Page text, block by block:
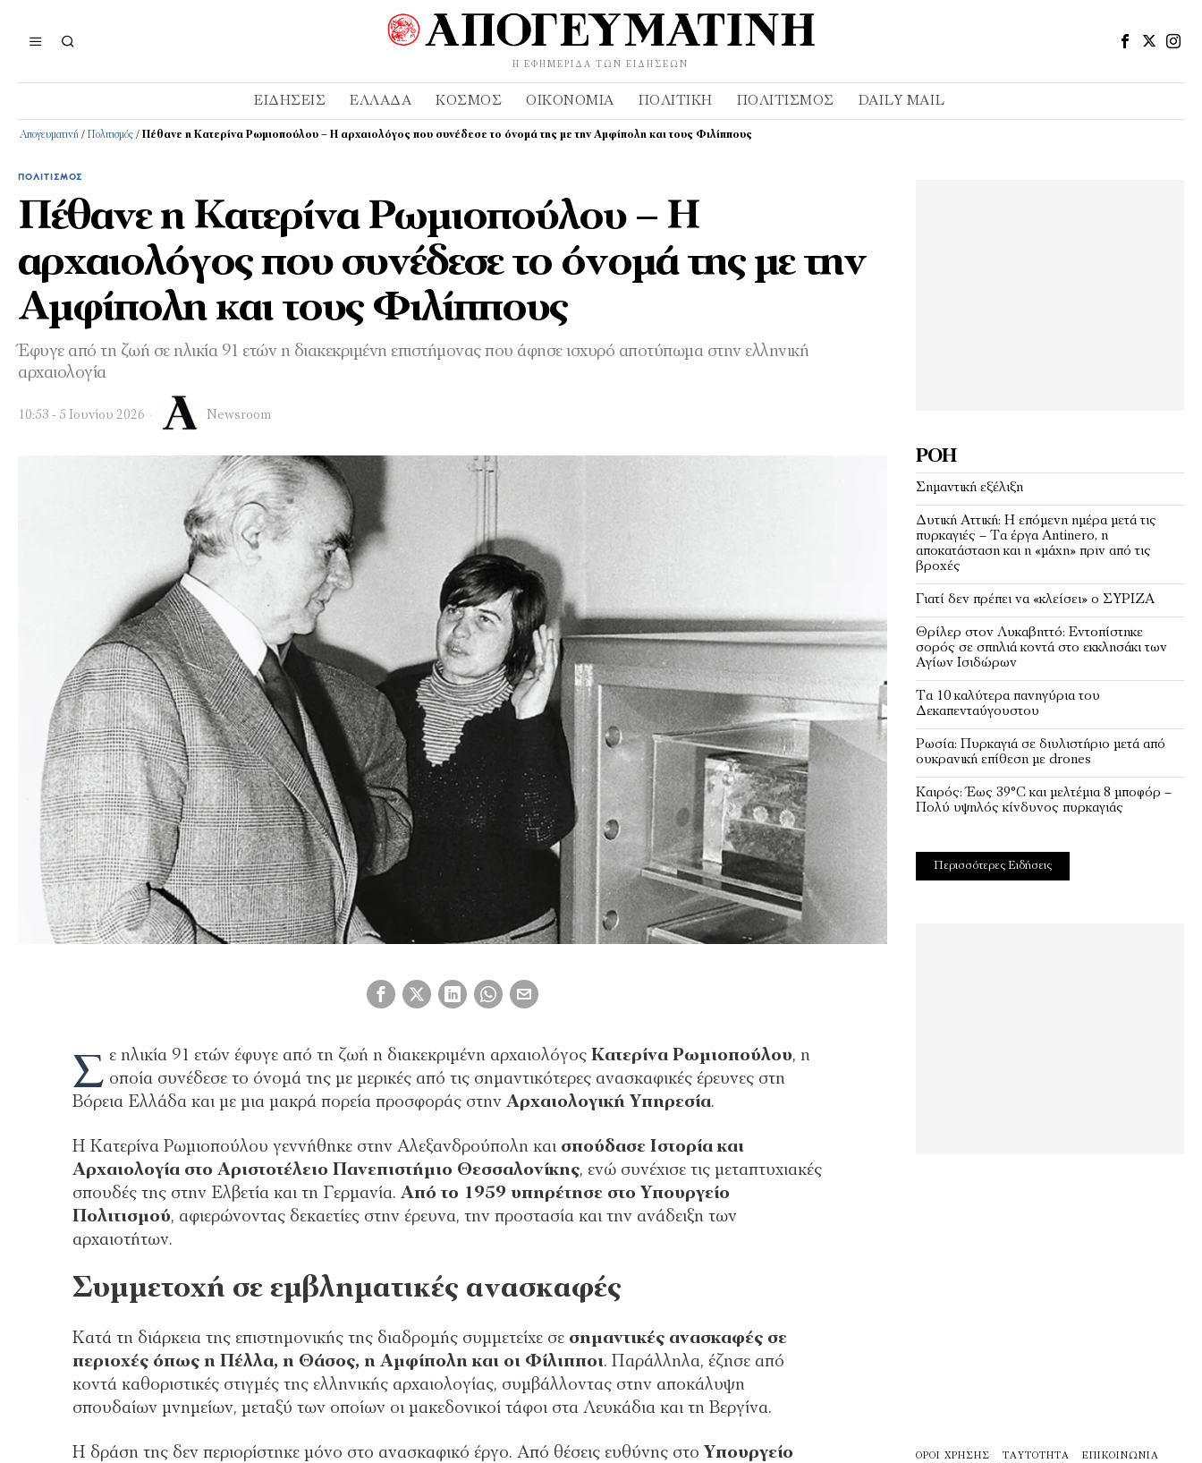
Η ΕΦΗΜΕΡΊΔΑ ΤΩΝ ΕΙΔΉΣΕΩΝ
ΕΙΔΉΣΕΙΣ ΕΛΛΆΔΑ ΚΌΣΜΟΣ ΟΙΚΟΝΟΜΊΑ ΠΟΛΙΤΙΚΉ ΠΟΛΙΤΙΣΜΌΣ DAILY MAIL
Απογευματινή / Πολιτισμός / Πέθανε η Κατερίνα Ρωμιοπούλου – Η αρχαιολόγος που συνέδεσε το όνομά της με την Αμφίπολη και τους Φιλίππους
ΠΟΛΙΤΙΣΜΌΣ
Πέθανε η Κατερίνα Ρωμιοπούλου – Η
αρχαιολόγος που συνέδεσε το όνομά της με την
Αμφίπολη και τους Φιλίππους
Έφυγε από τη ζωή σε ηλικία 91 ετών η διακεκριμένη επιστήμονας που άφησε ισχυρό αποτύπωμα στην ελληνική
αρχαιολογία
10:53 - 5 Ιουνίου 2026 Newsroom
Σ ε ηλικία 91 ετών έφυγε από τη ζωή η διακεκριμένη αρχαιολόγοςΚατερίνα Ρωμιοπούλου, η
οποία συνέδεσε το όνομά της με μερικές από τις σημαντικότερες ανασκαφικές έρευνες στη
Βόρεια Ελλάδα και με μια μακρά πορεία προσφοράς στην Αρχαιολογική Υπηρεσία.
Η Κατερίνα Ρωμιοπούλου γεννήθηκε στην Αλεξανδρούπολη και σπούδασε Ιστορία και
Αρχαιολογία στο Αριστοτέλειο Πανεπιστήμιο Θεσσαλονίκης, ενώ συνέχισε τις μεταπτυχιακές
σπουδές της στην Ελβετία και τη Γερμανία. Από το 1959 υπηρέτησε στο Υπουργείο
Πολιτισμού, αφιερώνοντας δεκαετίες στην έρευνα, την προστασία και την ανάδειξη των
αρχαιοτήτων.
Συμμετοχή σε εμβληματικές ανασκαφές
Κατά τη διάρκεια της επιστημονικής της διαδρομής συμμετείχε σε σημαντικές ανασκαφές σε
περιοχές όπως η Πέλλα, η Θάσος, η Αμφίπολη και οι Φίλιπποι. Παράλληλα, έζησε από
κοντά καθοριστικές στιγμές της ελληνικής αρχαιολογίας, συμβάλλοντας στην αποκάλυψη
σπουδαίων μνημείων, μεταξύ των οποίων οι μακεδονικοί τάφοι στα Λευκάδια και τη Βεργίνα.
Η δράση της δεν περιορίστηκε μόνο στο ανασκαφικό έργο. Από θέσεις ευθύνης στο Υπουργείο
ΡΟΉ
Σημαντική εξέλιξη
Δυτική Αττική: Η επόμενη ημέρα μετά τις
πυρκαγιές – Τα έργα Antinero, η
αποκατάσταση και η «μάχη» πριν από τις
βροχές
Γιατί δεν πρέπει να «κλείσει» ο ΣΥΡΙΖΑ
Θρίλερ στον Λυκαβηττό: Εντοπίστηκε
σορός σε σπηλιά κοντά στο εκκλησάκι των
Αγίων Ισιδώρων
Τα 10 καλύτερα πανηγύρια του
Δεκαπενταύγουστου
Ρωσία: Πυρκαγιά σε διυλιστήριο μετά από
ουκρανική επίθεση με drones
Καιρός: Έως 39°C και μελτέμια 8 μποφόρ –
Πολύ υψηλός κίνδυνος πυρκαγιάς
Περισσότερες Ειδήσεις
ΌΡΟΙ ΧΡΉΣΗΣ ΤΑΥΤΌΤΗΤΑ
ΕΠΙΚΟΙΝΩΝΊΑ